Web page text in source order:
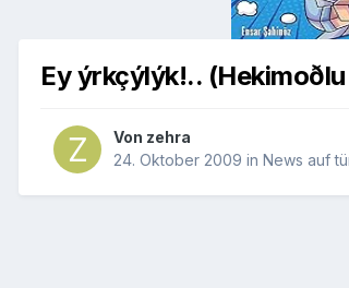
Ey ýrkçýlýk!..
Von zehra
24. Oktober 2009 in News auf